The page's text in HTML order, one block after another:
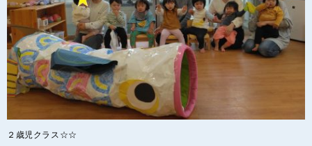
２歳児クラス☆☆